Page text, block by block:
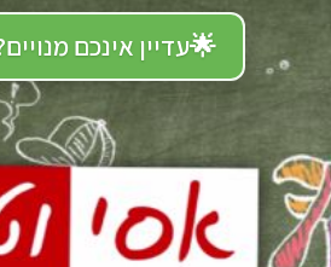
🌟עדיין אינכם